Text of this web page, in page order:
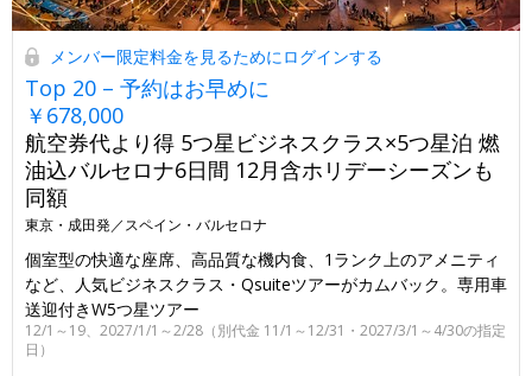
メンバー限定料金を見るためにログインする
Top 20 – 予約はお早めに
￥678,000
航空券代より得 5つ星ビジネスクラス×5つ星泊 燃
油込バルセロナ6日間 12月含ホリデーシーズンも
同額
東京・成田発／スペイン・バルセロナ
個室型の快適な座席、高品質な機内食、1ランク上のアメニティ
など、人気ビジネスクラス・Qsuiteツアーがカムバック。専用車
送迎付きW5つ星ツアー
12/1～19、2027/1/1～2/28（別代金 11/1～12/31・2027/3/1～4/30の指定
日）